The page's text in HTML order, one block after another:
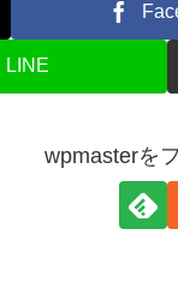
LINE
wpmasterを